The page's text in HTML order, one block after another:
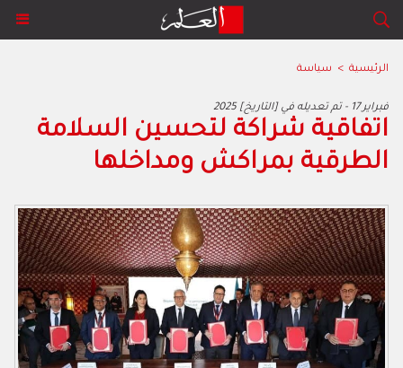
الرئيسية > سياسة
2025 فبراير 17 - تم تعديله في [التاريخ]
اتفاقية شراكة لتحسين السلامة
الطرقية بمراكش ومداخلها